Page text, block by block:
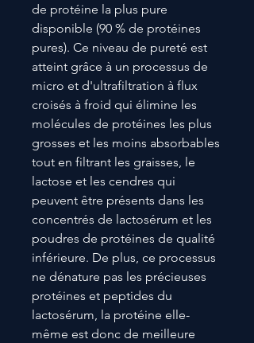
de protéine la plus pure
disponible (90 % de protéines
pures). Ce niveau de pureté est
atteint grâce à un processus de
micro et d'ultrafiltration à flux
croisés à froid qui élimine les
molécules de protéines les plus
grosses et les moins absorbables
tout en filtrant les graisses, le
lactose et les cendres qui
peuvent être présents dans les
concentrés de lactosérum et les
poudres de protéines de qualité
inférieure. De plus, ce processus
ne dénature pas les précieuses
protéines et peptides du
lactosérum, la protéine elle-
même est donc de meilleure